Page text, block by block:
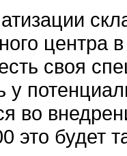
центра
своя
у
во
это будет